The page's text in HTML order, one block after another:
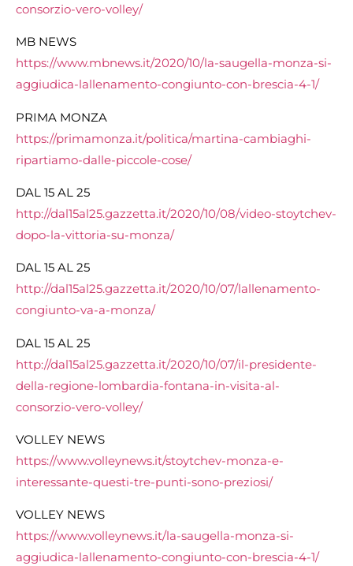
consorzio-vero-volley/
MB NEWS
https://www.mbnews.it/2020/10/la-saugella-monza-si-
aggiudica-lallenamento-congiunto-con-brescia-4-1/
PRIMA MONZA
https://primamonza.it/politica/martina-cambiaghi-
ripartiamo-dalle-piccole-cose/
DAL 15 AL 25
http://dal15al25.gazzetta.it/2020/10/08/video-stoytchev-
dopo-la-vittoria-su-monza/
DAL 15 AL 25
http://dal15al25.gazzetta.it/2020/10/07/lallenamento-
congiunto-va-a-monza/
DAL 15 AL 25
http://dal15al25.gazzetta.it/2020/10/07/il-presidente-
della-regione-lombardia-fontana-in-visita-al-
consorzio-vero-volley/
VOLLEY NEWS
https://www.volleynews.it/stoytchev-monza-e-
interessante-questi-tre-punti-sono-preziosi/
VOLLEY NEWS
https://www.volleynews.it/la-saugella-monza-si-
aggiudica-lallenamento-congiunto-con-brescia-4-1/